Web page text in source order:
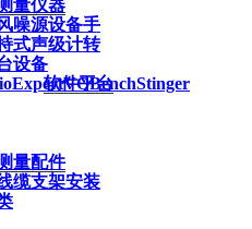
量仪器
噪源设备手
式声级计转
设备
软件平台
VQBenchStinger
量配件
缆支架安装